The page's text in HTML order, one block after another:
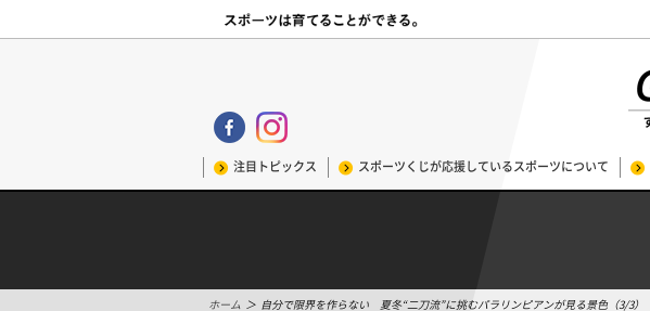
注目トピックス スポーツくじが応援しているスポーツについて
ホーム ＞ 自分で限界を作らない 夏冬“二刀流”に挑むパラリンピアンが見る景色（3/3）